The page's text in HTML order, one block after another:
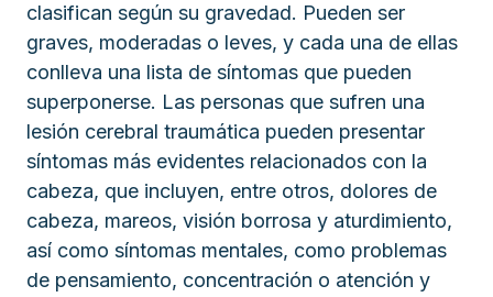
clasifican según su gravedad. Pueden ser
graves, moderadas o leves, y cada una de ellas
conlleva una lista de síntomas que pueden
superponerse. Las personas que sufren una
lesión cerebral traumática pueden presentar
síntomas más evidentes relacionados con la
cabeza, que incluyen, entre otros, dolores de
cabeza, mareos, visión borrosa y aturdimiento,
así como síntomas mentales, como problemas
de pensamiento, concentración o atención y